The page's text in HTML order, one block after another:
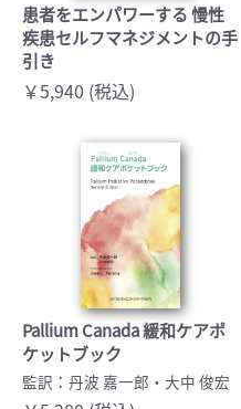
患者をエンパワーする 慢性
疾患セルフマネジメントの手
引き
￥5,940 (税込)
Pallium Canada 緩和ケアポ
ケットブック
監訳：丹波 嘉一郎・大中 俊宏